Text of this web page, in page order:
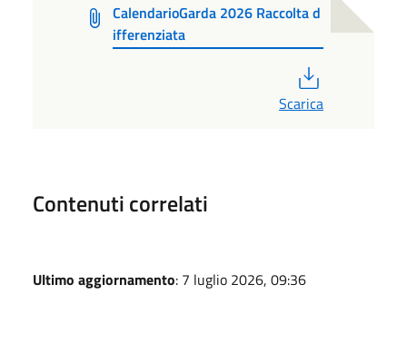
CalendarioGarda 2026 Raccolta d
ifferenziata
Scarica
Contenuti correlati
Ultimo aggiornamento: 7 luglio 2026, 09:36